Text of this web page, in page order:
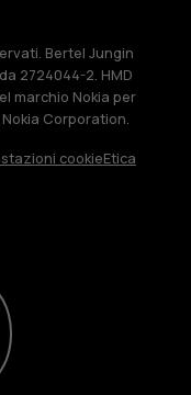
Bertel Jungin
2724044-2. HMD
marchio Nokia per
Corporation.
cookieEtica